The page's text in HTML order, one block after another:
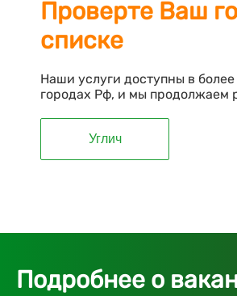
Проверте Ваш
списке
Наши услуги доступны в
городах Рф, и мы продолжаем
Углич
Подробнее о